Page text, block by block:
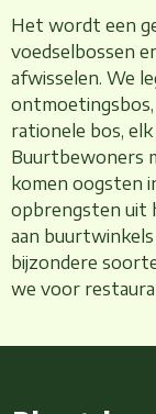
Het wordt een
voedselbossen
afwisselen. We
rationele bos,
Buurtbewoners
komen oogsten
opbrengsten uit
aan
bijzondere
we voor